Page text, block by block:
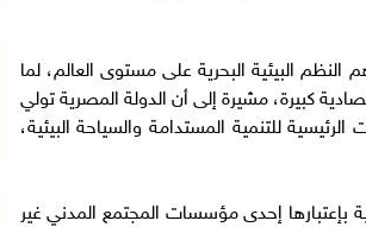
البيئية البحرية على مستوى العالم، لما
كبيرة، مشيرة إلى أن الدولة المصرية تولي
للتنمية المستدامة والسياحة البيئية،
بإعتبارها إحدى مؤسسات المجتمع المدني غير